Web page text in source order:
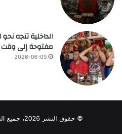
الداخلية تتجه
مفتوحة إلى وقت
2026-06-09
© حقوق النشر 2026، جميع الحقوق محفوظة |